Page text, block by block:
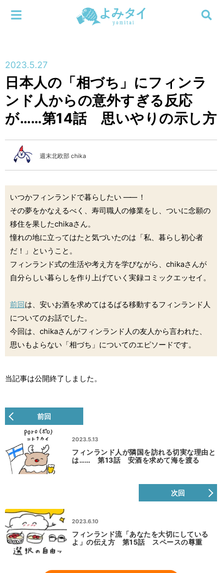
連載
新刊
編集部
検索する
メニューを閉じる
2023.5.27
日本人の「相づち」にフィンラ
ンド人からの意外すぎる反応
が……第14話 思いやりの示し方
週末北欧部 chika
いつかフィンランドで暮らしたい ―― ！
その夢をかなえるべく、寿司職人の修業をし、ついに念願の
移住を果したchikaさん。
憧れの地に立ってはたと気づいたのは「私、暮らし初心者
だ！」ということ。
フィンランド式の生活や考え方を学びながら、chikaさんが
自分らしい暮らしを作り上げていく実録コミックエッセイ。
前回は、安いお酒を求めてはるばる移動するフィンランド人
についてのお話でした。
今回は、chikaさんがフィンランド人の友人から言われた、
思いもよらない「相づち」についてのエピソードです。
当記事は公開終了しました。
前回
2023.5.13
フィンランド人が隣国を訪れる切実な理由と
は…… 第13話 安酒を求めて海を渡る
次回
2023.6.10
フィンランド流「あなたを大切にしている
よ」の伝え方 第15話 スペースの尊重